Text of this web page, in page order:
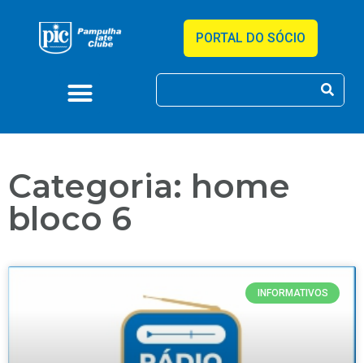
PORTAL DO SÓCIO
Categoria: home
bloco 6
INFORMATIVOS